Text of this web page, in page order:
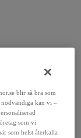
blir så bra som
nödvändiga kan vi –
som vi
som helst återkalla